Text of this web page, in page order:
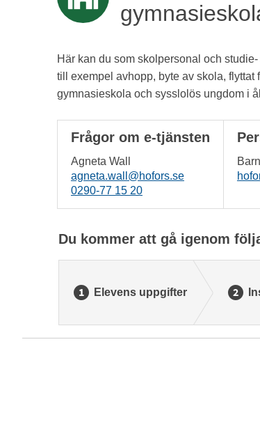
Här kan du som skolpersonal och
till exempel avhopp, byte av skola,
gymnasieskola och sysslolös ungdom i
Frågor om e-tjänsten
Agneta Wall
agneta.wall@hofors.se
0290-77 15 20
Du kommer att gå igenom
Elevens uppgifter